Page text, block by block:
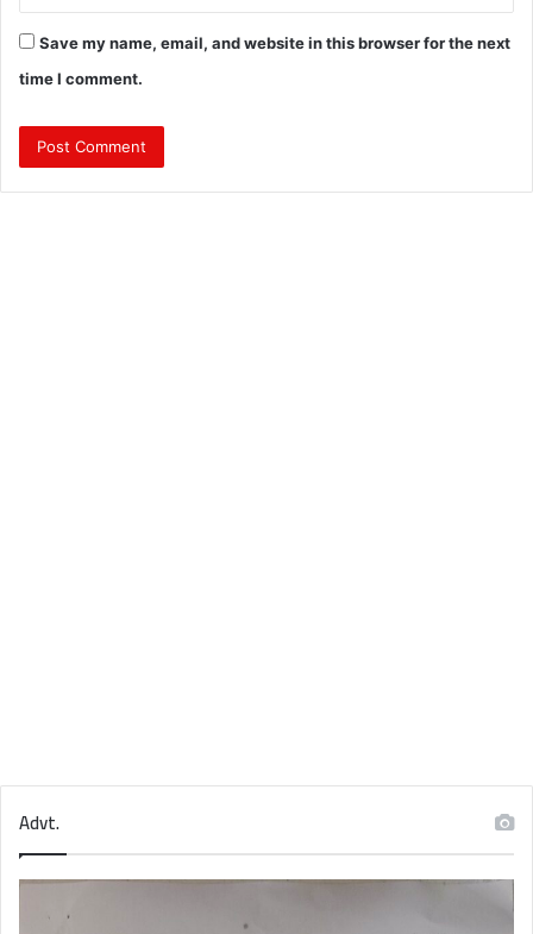
Save my name, email, and website in this browser for the next
time I comment.
Advt.